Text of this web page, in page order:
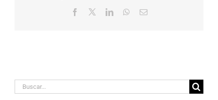
Facebook LinkedInWhatsApp
Correo
Buscar: